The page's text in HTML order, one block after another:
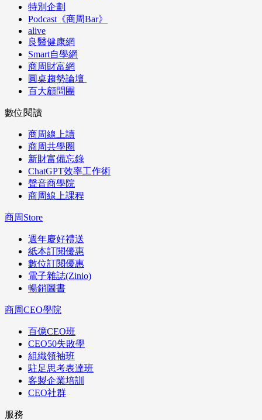
特別企劃
Podcast《商周Bar》
alive
良醫健康網
Smart自學網
商周財富網
圓桌趨勢論壇
百大顧問團
數位閱讀
商周線上讀
商周共學圈
新財富備忘錄
ChatGPT效率工作術
聲音商學院
商周線上課程
商周Store
週年慶好禮送
紙本訂閱優惠
數位訂閱優惠
電子雜誌(Zinio)
暢銷圖書
商周CEO學院
百億CEO班
CEO50失敗學
組織領袖班
駐足思考表達班
客製企業培訓
CEO社群
服務